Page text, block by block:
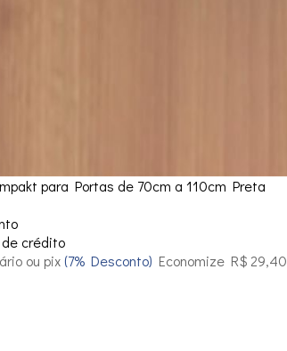
para Portas de 70cm a 110cm Preta
crédito
ou pix(7% Desconto) Economize R$ 29,40